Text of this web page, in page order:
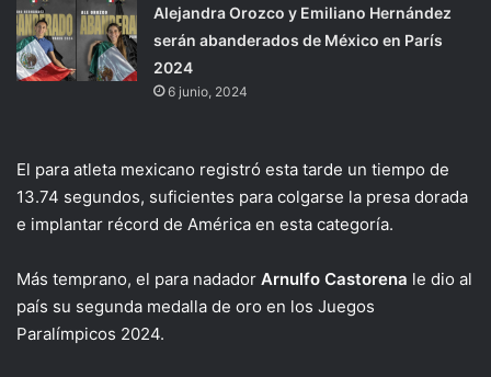
Alejandra Orozco y Emiliano Hernández
serán abanderados de México en París
2024
6 junio, 2024
El para atleta mexicano registró esta tarde un tiempo de
13.74 segundos, suficientes para colgarse la presa dorada
e implantar récord de América en esta categoría.
Más temprano, el para nadador Arnulfo Castorena le dio al
país su segunda medalla de oro en los Juegos
Paralímpicos 2024.